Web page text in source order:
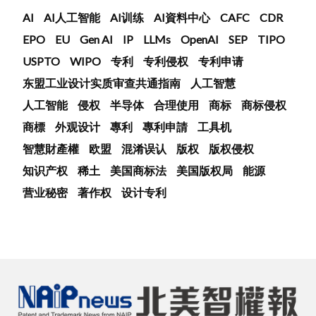
AI AI人工智能 AI训练 AI資料中心 CAFC
CDR
EPO
EU Gen AI IP LLMs OpenAI SEP
TIPO
USPTO
WIPO 专利 专利侵权
专利申请
东盟工业设计实质审查共通指南
人工智慧
人工智能
侵权 半导体 合理使用 商标
商标侵权
商標
外观设计 專利 專利申請
工具机
智慧財產權
欧盟 混淆误认 版权
版权侵权
知识产权
稀土 美国商标法 美国版权局
能源
营业秘密
著作权 设计专利